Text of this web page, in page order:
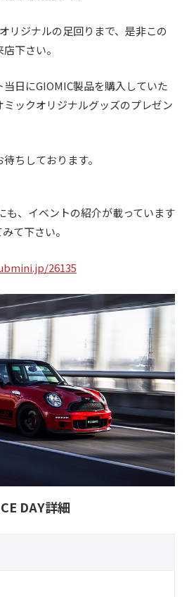
リジナルの足回りまで、是非この
下さい。
日にGIOMIC製品を購入していた
ックオリジナルグッズのプレゼン
ちしております。
も、イベントの紹介が載っています
て下さい。
26135
DAY詳細